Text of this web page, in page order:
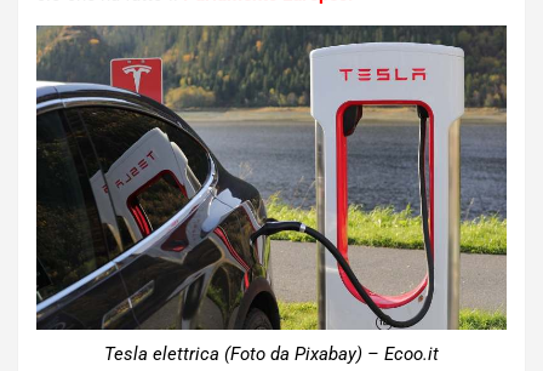
Tesla elettrica (Foto da Pixabay) – Ecoo.it